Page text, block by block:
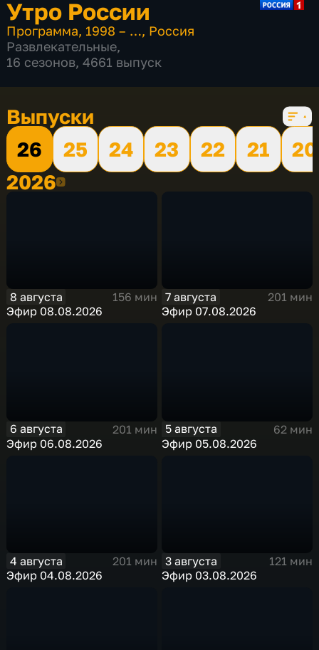
Утро России
Программа, 1998 – …, Россия
Развлекательные,
16 сезонов, 4661 выпуск
Выпуски
26
25 24 23 22 21
20
20262026
8 августа
156 мин
Эфир 08.08.2026
7 августа
201 мин
Эфир 07.08.2026
6 августа
201 мин
Эфир 06.08.2026
5 августа
62 мин
Эфир 05.08.2026
4 августа
201 мин
Эфир 04.08.2026
3 августа
121 мин
Эфир 03.08.2026